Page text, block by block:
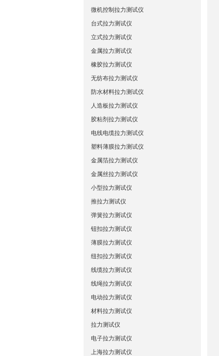
微机控制拉力测试仪
台式拉力测试仪
立式拉力测试仪
金属拉力测试仪
橡胶拉力测试仪
无纺布拉力测试仪
防水材料拉力测试仪
人造板拉力测试仪
胶粘剂拉力测试仪
电线电缆拉力测试仪
塑料薄膜拉力测试仪
金属箔拉力测试仪
金属丝拉力测试仪
小型拉力测试仪
推拉力测试仪
弹簧拉力测试仪
钮扣拉力测试仪
薄膜拉力测试仪
纽扣拉力测试仪
线缆拉力测试仪
线绳拉力测试仪
电动拉力测试仪
材料拉力测试仪
拉力测试仪
电子拉力测试仪
上海拉力测试仪